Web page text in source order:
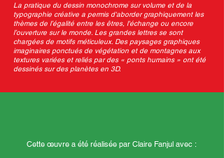
La pratique du dessin monochrome sur volume et de la
typographie créative a permis d'aborder graphiquement les
thèmes de l’égalité entre les êtres, l'échange ou encore
l’ouverture sur le monde. Les grandes lettres se sont
chargées de motifs méticuleux. Des paysages graphiques
imaginaires ponctués de végétation et de montagnes aux
textures variées et reliés par des « ponts humains » ont été
dessinés sur des planètes en 3D.
Cette œuvre a été réalisée par Claire Fanjul avec :